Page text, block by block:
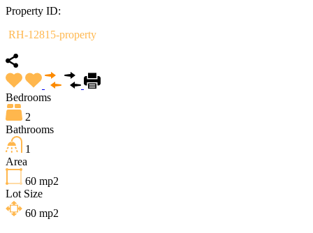
Property ID:
RH-12815-property
Bedrooms
2
Bathrooms
1
Area
60 mp2
Lot Size
60 mp2